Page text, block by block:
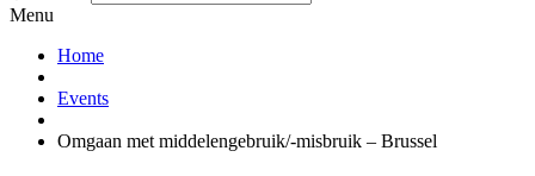
Menu
Home
Events
Omgaan met middelengebruik/-misbruik – Brussel